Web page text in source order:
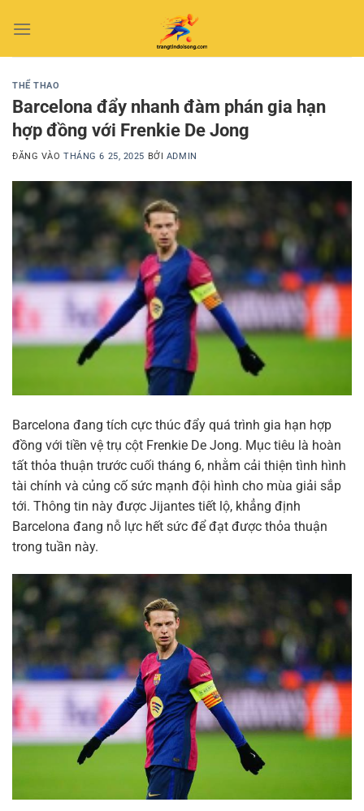
qua
THỂ THAO
Barcelona đẩy nhanh đàm phán gia hạn
hợp đồng với Frenkie De Jong
ĐĂNG VÀOTHÁNG 6 25, 2025 BỞI ADMIN
Barcelona đang tích cực thúc đẩy quá trình gia hạn hợp
đồng với tiền vệ trụ cột Frenkie De Jong. Mục tiêu là hoàn
tất thỏa thuận trước cuối tháng 6, nhằm cải thiện tình hình
tài chính và củng cố sức mạnh đội hình cho mùa giải sắp
tới. Thông tin này được Jijantes tiết lộ, khẳng định
Barcelona đang nỗ lực hết sức để đạt được thỏa thuận
trong tuần này.